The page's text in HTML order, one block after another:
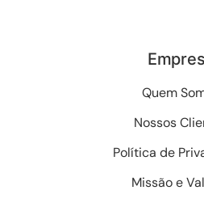
Quem
Nossos
Política de
Missão e